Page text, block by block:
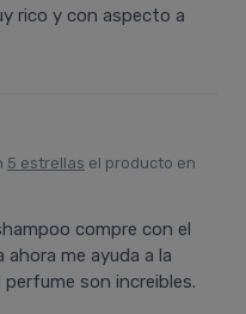
rico y con aspecto a
5 estrellas el producto en
compre con el
me ayuda a la
perfume son increibles.